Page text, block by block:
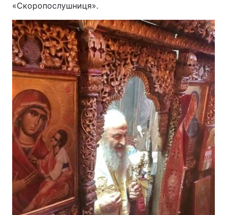
Послуги
Тема оформлення
«Скоропослушниця».